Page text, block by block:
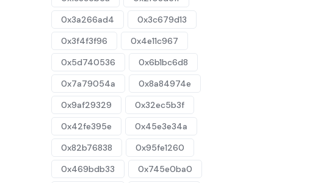
0x3a266ad4
0x3c679d13
0x3f4f3f96
0x4e11c967
0x5d740536
0x6b1bc6d8
0x7a79054a
0x8a84974e
0x9af29329
0x32ec5b3f
0x42fe395e
0x45e3e34a
0x82b76838
0x95fe1260
0x469bdb33
0x745e0ba0